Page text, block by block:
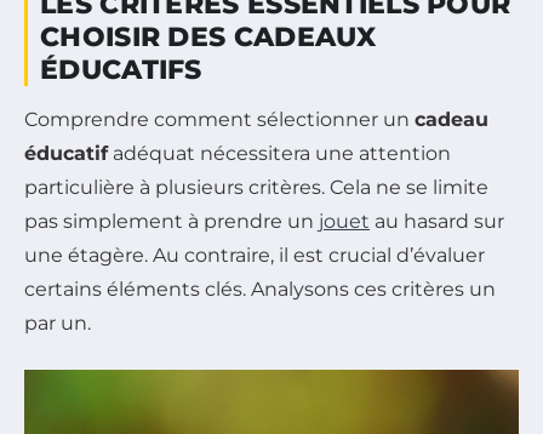
CHOISIR DES CADEAUX
ÉDUCATIFS
Comprendre comment sélectionner un cadeau
éducatifadéquat nécessitera une attention
particulière à plusieurs critères. Cela ne se limite
pas simplement à prendre un jouet au hasard sur
une étagère. Au contraire, il est crucial d’évaluer
certains éléments clés. Analysons ces critères un
par un.